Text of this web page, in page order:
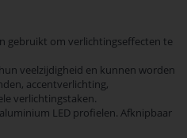
gebruikt om verlichtingseffecten te
veelzijdigheid en kunnen worden
accentverlichting,
verlichtingstaken.
LED profielen. Afknipbaar